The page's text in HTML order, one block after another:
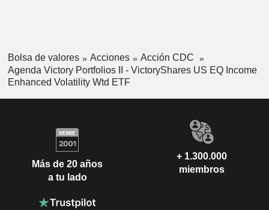
Bolsa de valores Acciones
Acción CDC
Agenda Victory Portfolios II - VictoryShares US EQ Income
Enhanced Volatility Wtd ETF
Más de 20 años
a tu lado
+ 1.300.000
miembros